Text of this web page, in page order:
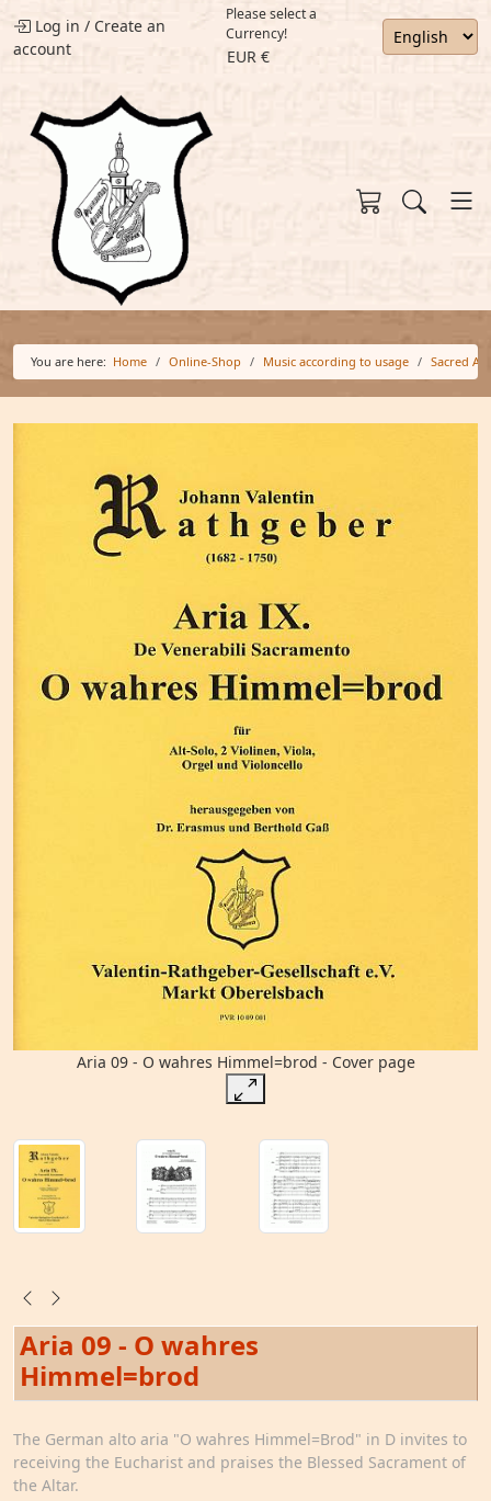
Log in / Create an
account
Please select a
Currency!
EUR €
You are here: Home Online-Shop Music according to usage Sacred
Aria 09 - O wahres Himmel=brod - Cover page
Aria 09 - O wahres
Himmel=brod
The German alto aria "O wahres Himmel=Brod" in D invites to
receiving the Eucharist and praises the Blessed Sacrament of
the Altar.